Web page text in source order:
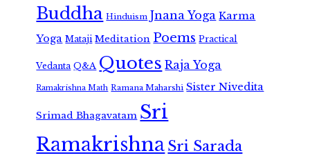
Buddha Hinduism Jnana Yoga Karma
Yoga Mataji Meditation Poems Practical
Vedanta Q&A Quotes Raja Yoga
Ramakrishna Math Ramana Maharshi Sister Nivedita
Srimad Bhagavatam Sri
RamakrishnaSri Sarada